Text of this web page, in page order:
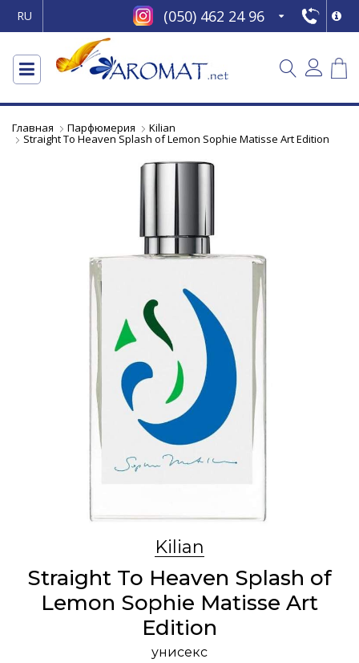
RU (050) 462 24 96
Главная Парфюмерия Kilian
Straight To Heaven Splash of Lemon Sophie Matisse Art Edition
Kilian
Straight To Heaven Splash of
Lemon Sophie Matisse Art
Edition
унисекс